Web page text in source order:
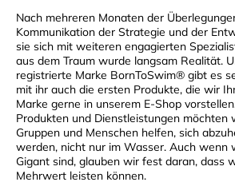
Nach mehreren Monaten der
Kommunikation der Strategie und der
sie sich mit weiteren engagierten
aus dem Traum wurde langsam Realität.
registrierte Marke BornToSwim® gibt es
mit ihr auch die ersten Produkte, die wir
Marke gerne in unserem E-Shop
Produkten und Dienstleistungen möchten
Gruppen und Menschen helfen, sich
werden, nicht nur im Wasser. Auch wenn
Gigant sind, glauben wir fest daran, dass
Mehrwert leisten können.